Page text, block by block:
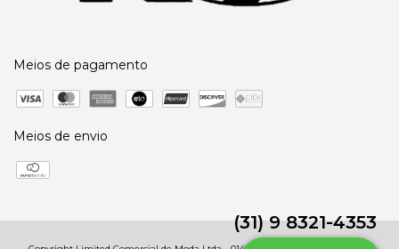
(31) 9 8321-4353
Meios de pagamento
Meios de envio